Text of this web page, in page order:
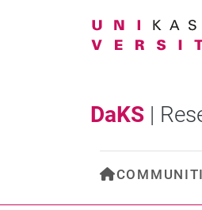
DaKS |